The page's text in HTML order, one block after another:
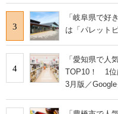
3
「岐阜県で
は「パレット
4
「愛知県で人
TOP10！ 1位
3月版／Google